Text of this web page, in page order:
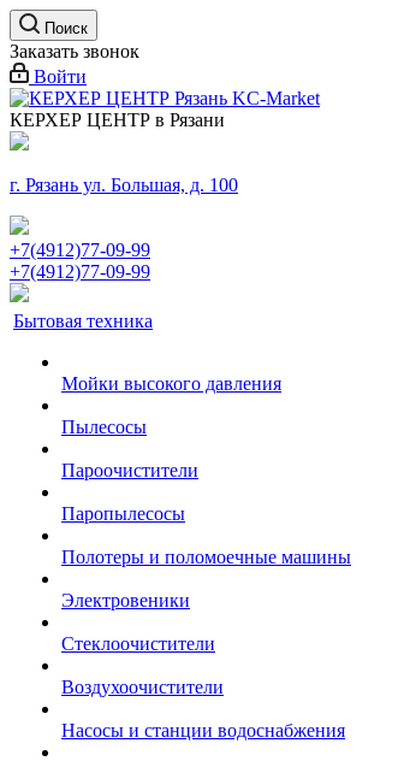
Поиск
Заказать звонок
Войти
КЕРХЕР ЦЕНТР в Рязани
г. Рязань ул. Большая, д. 100
+7(4912)77-09-99
+7(4912)77-09-99
Бытовая техника
Мойки высокого давления
Пылесосы
Пароочистители
Паропылесосы
Полотеры и поломоечные машины
Электровеники
Стеклоочистители
Воздухоочистители
Насосы и станции водоснабжения